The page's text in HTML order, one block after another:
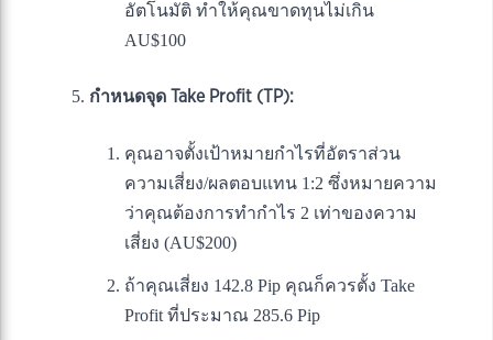
อัตโนมัติ ทำให้คุณขาดทุนไม่เกิน
AU$100
กำหนดจุด Take Profit (TP):
คุณอาจตั้งเป้าหมายกำไรที่อัตราส่วน
ความเสี่ยง/ผลตอบแทน 1:2 ซึ่งหมายความ
ว่าคุณต้องการทำกำไร 2 เท่าของความ
เสี่ยง (AU$200)
ถ้าคุณเสี่ยง 142.8 Pip คุณก็ควรตั้ง Take
Profit ที่ประมาณ 285.6 Pip